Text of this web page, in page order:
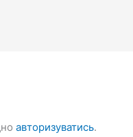
авторизуватись.